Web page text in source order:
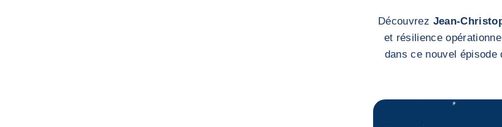
Découvrez Jean-
et résilience
dans ce nouvel épisode